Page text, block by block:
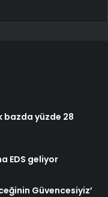
bazda yüzde 28
EDS geliyor
Güvencesiyiz’